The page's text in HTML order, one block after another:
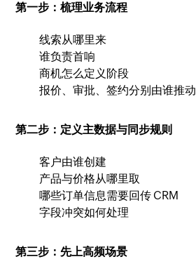
第一步：梳理业务流程
线索从哪里来
谁负责首响
商机怎么定义阶段
报价、审批、签约分别由谁推动
第二步：定义主数据与同步规则
客户由谁创建
产品与价格从哪里取
哪些订单信息需要回传 CRM
字段冲突如何处理
第三步：先上高频场景